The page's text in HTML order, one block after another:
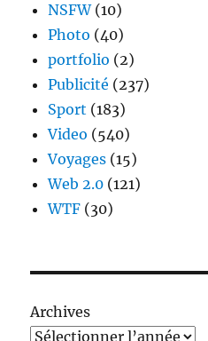
NSFW(10)
Photo (40)
portfolio (2)
Publicité (237)
Sport (183)
Video (540)
Voyages (15)
Web 2.0 (121)
WTF (30)
Archives